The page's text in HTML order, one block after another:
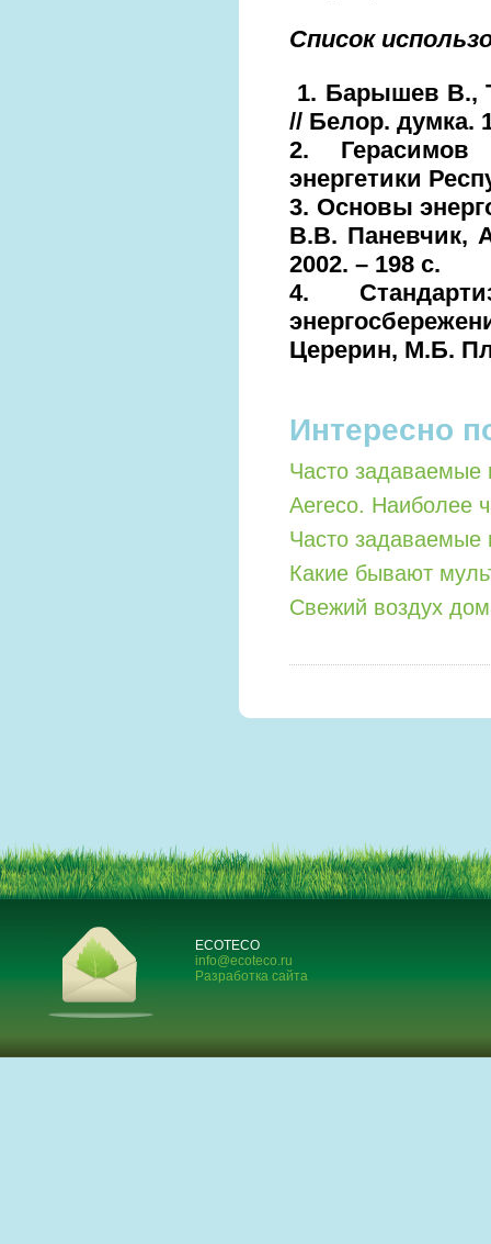
Список
1. Барышев В.,
// Белор. думка.
2. Герасимов
энергетики
3. Основы
В.В. Паневчик,
2002. – 198 с.
4.
Церерин, М.Б.
Интересно
Часто задаваемые
Aereco. Наиболее
Часто задаваемые
Какие бывают
Свежий воздух
ECOTECO
info@ecoteco.ru
Разработка сайта